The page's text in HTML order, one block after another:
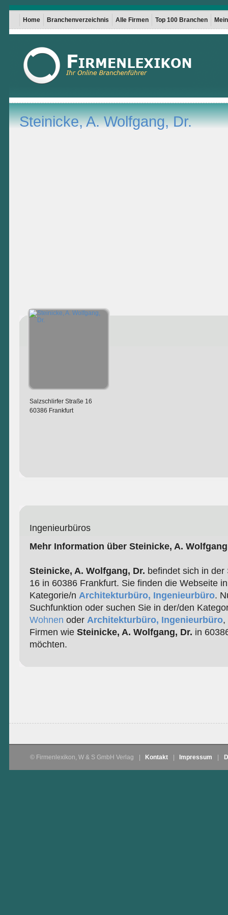
Home Branchenverzeichnis Alle Firmen Top 100 Branchen
Steinicke, A. Wolfgang, Dr.
Salzschlirfer Straße 16
60386 Frankfurt
Ingenieurbüros
Mehr Information über Steinicke, A.
Steinicke, A. Wolfgang, Dr. befindet sich in
16 in 60386 Frankfurt. Sie finden die Webseite
Kategorie/n Architekturbüro, Ingenieurbüro.
Suchfunktion oder suchen Sie in der/den
Wohnen oder Architekturbüro, Ingenieurbüro,
Firmen wie Steinicke, A. Wolfgang, Dr. in
möchten.
© Firmenlexikon, W & S GmbH Verlag Kontakt Impressum